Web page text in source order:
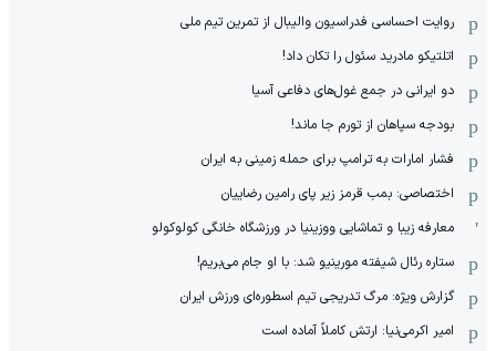
روایت احساسی فدراسیون والیبال از تمرین تیم ملی
اتلتیکو مادرید سئول را تکان داد!
دو ایرانی در جمع غول‌های دفاعی آسیا
بودجه سپاهان از تورم جا ماند!
فشار امارات به ترامپ برای حمله زمینی به ایران
اختصاصی: بمب قرمز زیر پای رامین رضاییان
معارفه زیبا و تماشایی ووزینیا در ورزشگاه خانگی کولوکولو
ستاره رئال شیفته مورینیو شد: با او جام می‌بریم!
گزارش ویژه: مرگ تدریجی تیم اسطوره‌ای ورزش ایران
امیر اکرمی‌نیا: ارتش کاملاً آماده است